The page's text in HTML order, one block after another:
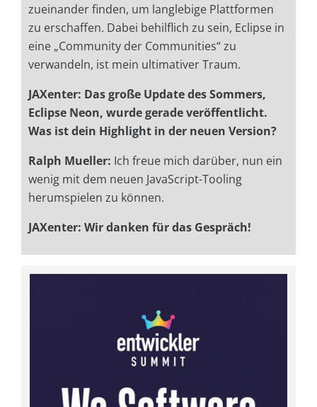
zueinander finden, um langlebige Plattformen
zu erschaffen. Dabei behilflich zu sein, Eclipse in
eine „Community der Communities“ zu
verwandeln, ist mein ultimativer Traum.
JAXenter: Das große Update des Sommers,
Eclipse Neon, wurde gerade veröffentlicht.
Was ist dein Highlight in der neuen Version?
Ralph Mueller: Ich freue mich darüber, nun ein
wenig mit dem neuen JavaScript-Tooling
herumspielen zu können.
JAXenter: Wir danken für das Gespräch!